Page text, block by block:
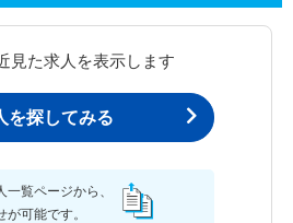
見た求人を表示します
を探してみる
一覧ページから、
が可能です。